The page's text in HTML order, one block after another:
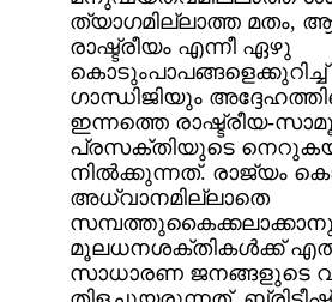
ത്യാഗമില്ലാത്ത മതം,
രാഷ്ട്രീയം എന്നീ ഏഴു
ഗാന്ധിജിയും
ഇന്നത്തെ രാഷ്ട്രീയ-
പ്രസക്തിയുടെ
നില്‍ക്കുന്നത്. രാജ്യം
അധ്വാനമില്ലാതെ
മൂലധനശക്തികള്‍ക്ക്
സാധാരണ ജനങ്ങളുടെ